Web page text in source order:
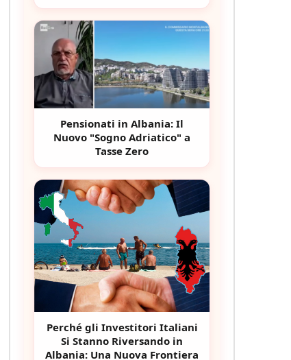
Pensionati in Albania: Il
Nuovo "Sogno Adriatico" a
Tasse Zero
Perché gli Investitori Italiani
Si Stanno Riversando in
Albania: Una Nuova Frontiera